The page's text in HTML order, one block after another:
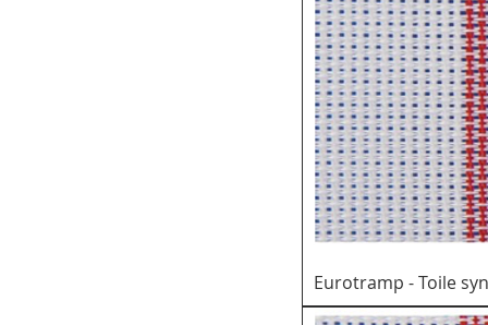
Eurotramp - Toile